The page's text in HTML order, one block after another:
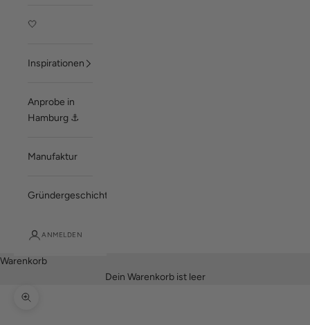
🤍
Inspirationen
Anprobe in
Hamburg ⚓
Manufaktur
Gründergeschichte
ANMELDEN
Warenkorb
Dein Warenkorb ist leer
Bild vergrößern